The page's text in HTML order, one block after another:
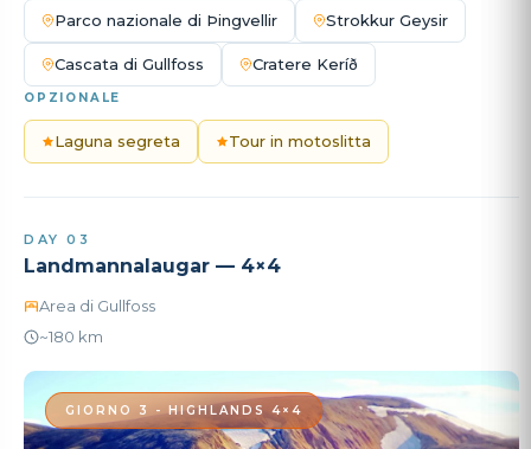
Parco nazionale di Þingvellir Strokkur Geysir
Cascata di Gullfoss Cratere Keríð
OPZIONALE
Laguna segreta Tour in motoslitta
DAY 03
Landmannalaugar — 4×4
Area di Gullfoss
~180 km
GIORNO 3 - HIGHLANDS 4×4